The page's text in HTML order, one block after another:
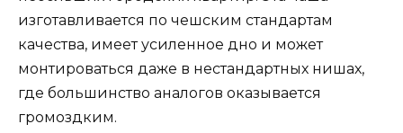
изготавливается по чешским стандартам
качества, имеет усиленное дно и может
монтироваться даже в нестандартных нишах,
где большинство аналогов оказывается
громоздким.